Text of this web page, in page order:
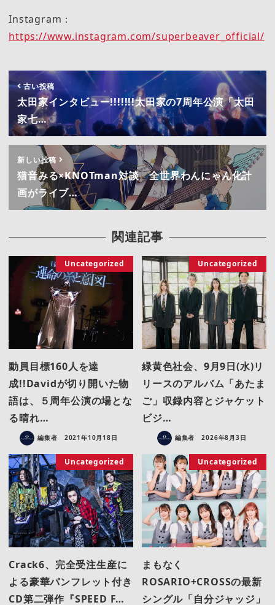
Instagram：
https://www.instagram.com/superbeaver_official/
古い投稿
太田家インタビュー!!!!!!!太田家の7周年公演「太田
家七…
新しい投稿
猫音みる×KNOTman対談 全世界わんにゃん化計
画がライブ…
関連記事
Uncategorized
動員目標160人を達
成!!Davidが切り開いた物
語は、５周年公演の場とな
る晴れ…
編集者 2021年10月18日
Uncategorized
緑黄色社会、9月9日(水)リ
リースのアルバム「あたま
ご」収録内容とジャケット
ビジ…
編集者 2026年8月3日
Uncategorized
Crack6、完全受注生産に
よる豪華パンフレット付き
CD第二弾作『SPEED F…
Uncategorized
まもなく
ROSARIO+CROSSの最新
シングル「自分ジャッジ」